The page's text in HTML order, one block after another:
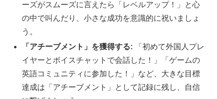
ーズがスムーズに言えたら「レベルアップ！」と心
の中で叫んだり、小さな成功を意識的に祝いましょ
う。
「アチーブメント」を獲得する: 「初めて外国人プレ
イヤーとボイスチャットで会話した！」「ゲームの
英語コミュニティに参加した！」など、大きな目標
達成は「アチーブメント」として記録に残し、自信